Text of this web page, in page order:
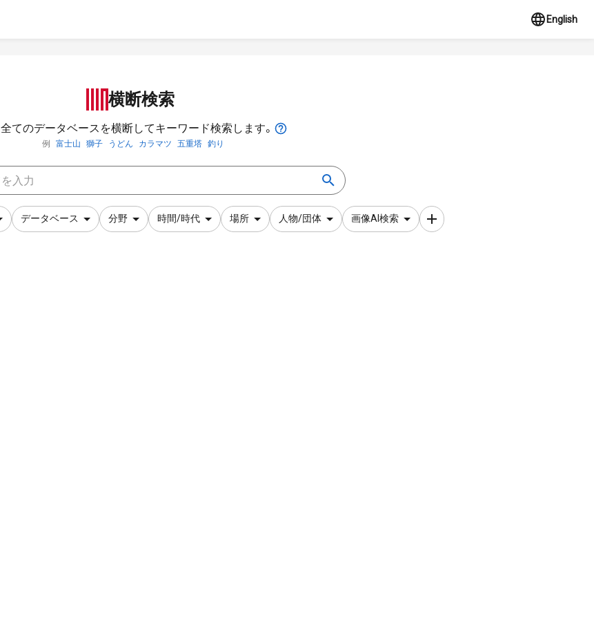
English
横断検索
全てのデータベースを横断してキーワード検索します。
例 富士山 獅子 うどん カラマツ 五重塔 釣り
データベース 分野 時間/時代 場所 人物/団体 画像AI検索